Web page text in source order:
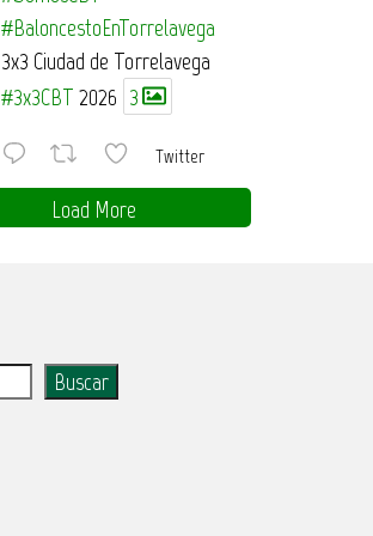
#BaloncestoEnTorrelavega
3x3 Ciudad de Torrelavega
#3x3CBT 2026 3
Twitter
Load More
Buscar